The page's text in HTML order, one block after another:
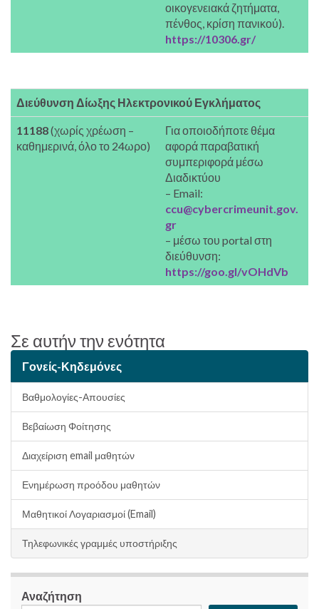
οικογενειακά ζητήματα,
πένθος, κρίση πανικού).
https://10306.gr/
Διεύθυνση Δίωξης Ηλεκτρονικού Εγκλήματος
11188(χωρίς χρέωση –
καθημερινά, όλο το 24ωρο)
Για οποιοδήποτε θέμα
αφορά παραβατική
συμπεριφορά μέσω
Διαδικτύου
– Email:
ccu@cybercrimeunit.gov.
gr
– μέσω του portal στη
διεύθυνση:
https://goo.gl/vOHdVb
Σε αυτήν την ενότητα
Γονείς-Κηδεμόνες
Βαθμολογίες-Απουσίες
Βεβαίωση Φοίτησης
Διαχείριση email μαθητών
Ενημέρωση προόδου μαθητών
Μαθητικοί Λογαριασμοί (Email)
Τηλεφωνικές γραμμές υποστήριξης
Αναζήτηση